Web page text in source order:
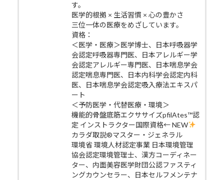
す。
医学的根拠 × 生活習慣 × 心の豊かさ
三位一体の医療をめざしています。
資格：
＜医学・医療＞医学博士、日本呼吸器学
会認定呼吸器専門医、日本アレルギー学
会認定アレルギー専門医、日本喘息学会
認定喘息専門医、日本内科学会認定内科
医、日本喘息学会認定吸入療法エキスパ
ート
＜予防医学・代替医療・環境＞
機能的骨盤底筋エクササイズpfilAtes™認
定 インストラクター国際資格← NEW
カラダ取説®マスター・ジェネラル
環境省 環境人材認定事業 日本環境管理
協会認定環境管理士、漢方コーディネー
ター、内面美容医学財団公認ファスティ
ングカウンセラー、日本セルフメンテナ